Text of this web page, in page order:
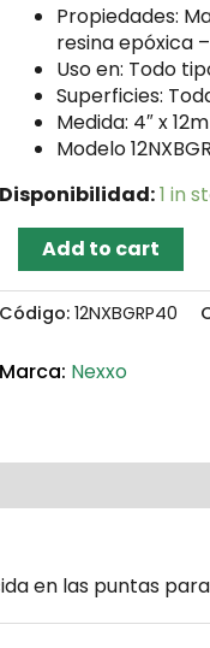
Propiedades:
resina epóxica
Uso en: Todo
Superficies:
Medida: 4″ x
Modelo
Disponibilidad:1 in
Add to cart
Código: 12NXBGRP40
Nexxo
en las puntas